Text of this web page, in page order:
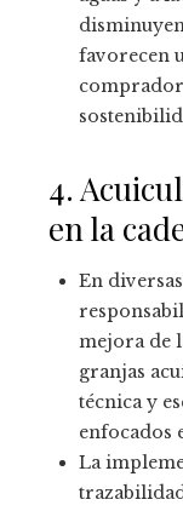
favorecen
4.
en la
En
mejora de
granjas
técnica y
enfocados
La